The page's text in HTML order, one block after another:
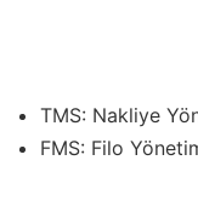
TMS: Nakliye
FMS: Filo